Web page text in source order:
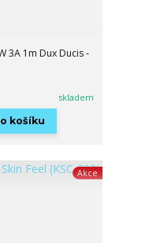
3A 1m Dux Ducis -
skladem
košíku
Akce